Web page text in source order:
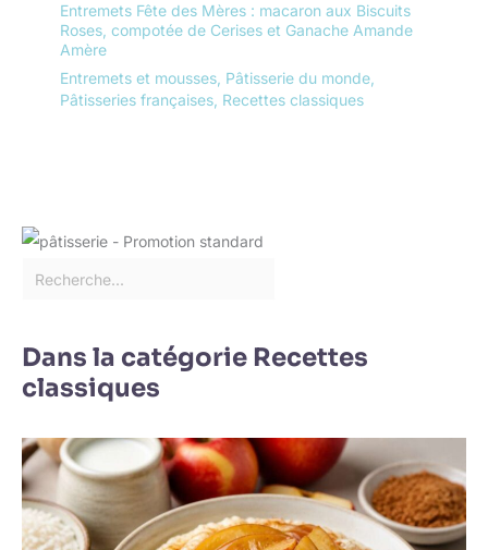
Entremets Fête des Mères : macaron aux Biscuits
Roses, compotée de Cerises et Ganache Amande
Amère
Entremets et mousses Pâtisserie du monde
Pâtisseries françaises Recettes classiques
Dans la catégorie Recettes
classiques